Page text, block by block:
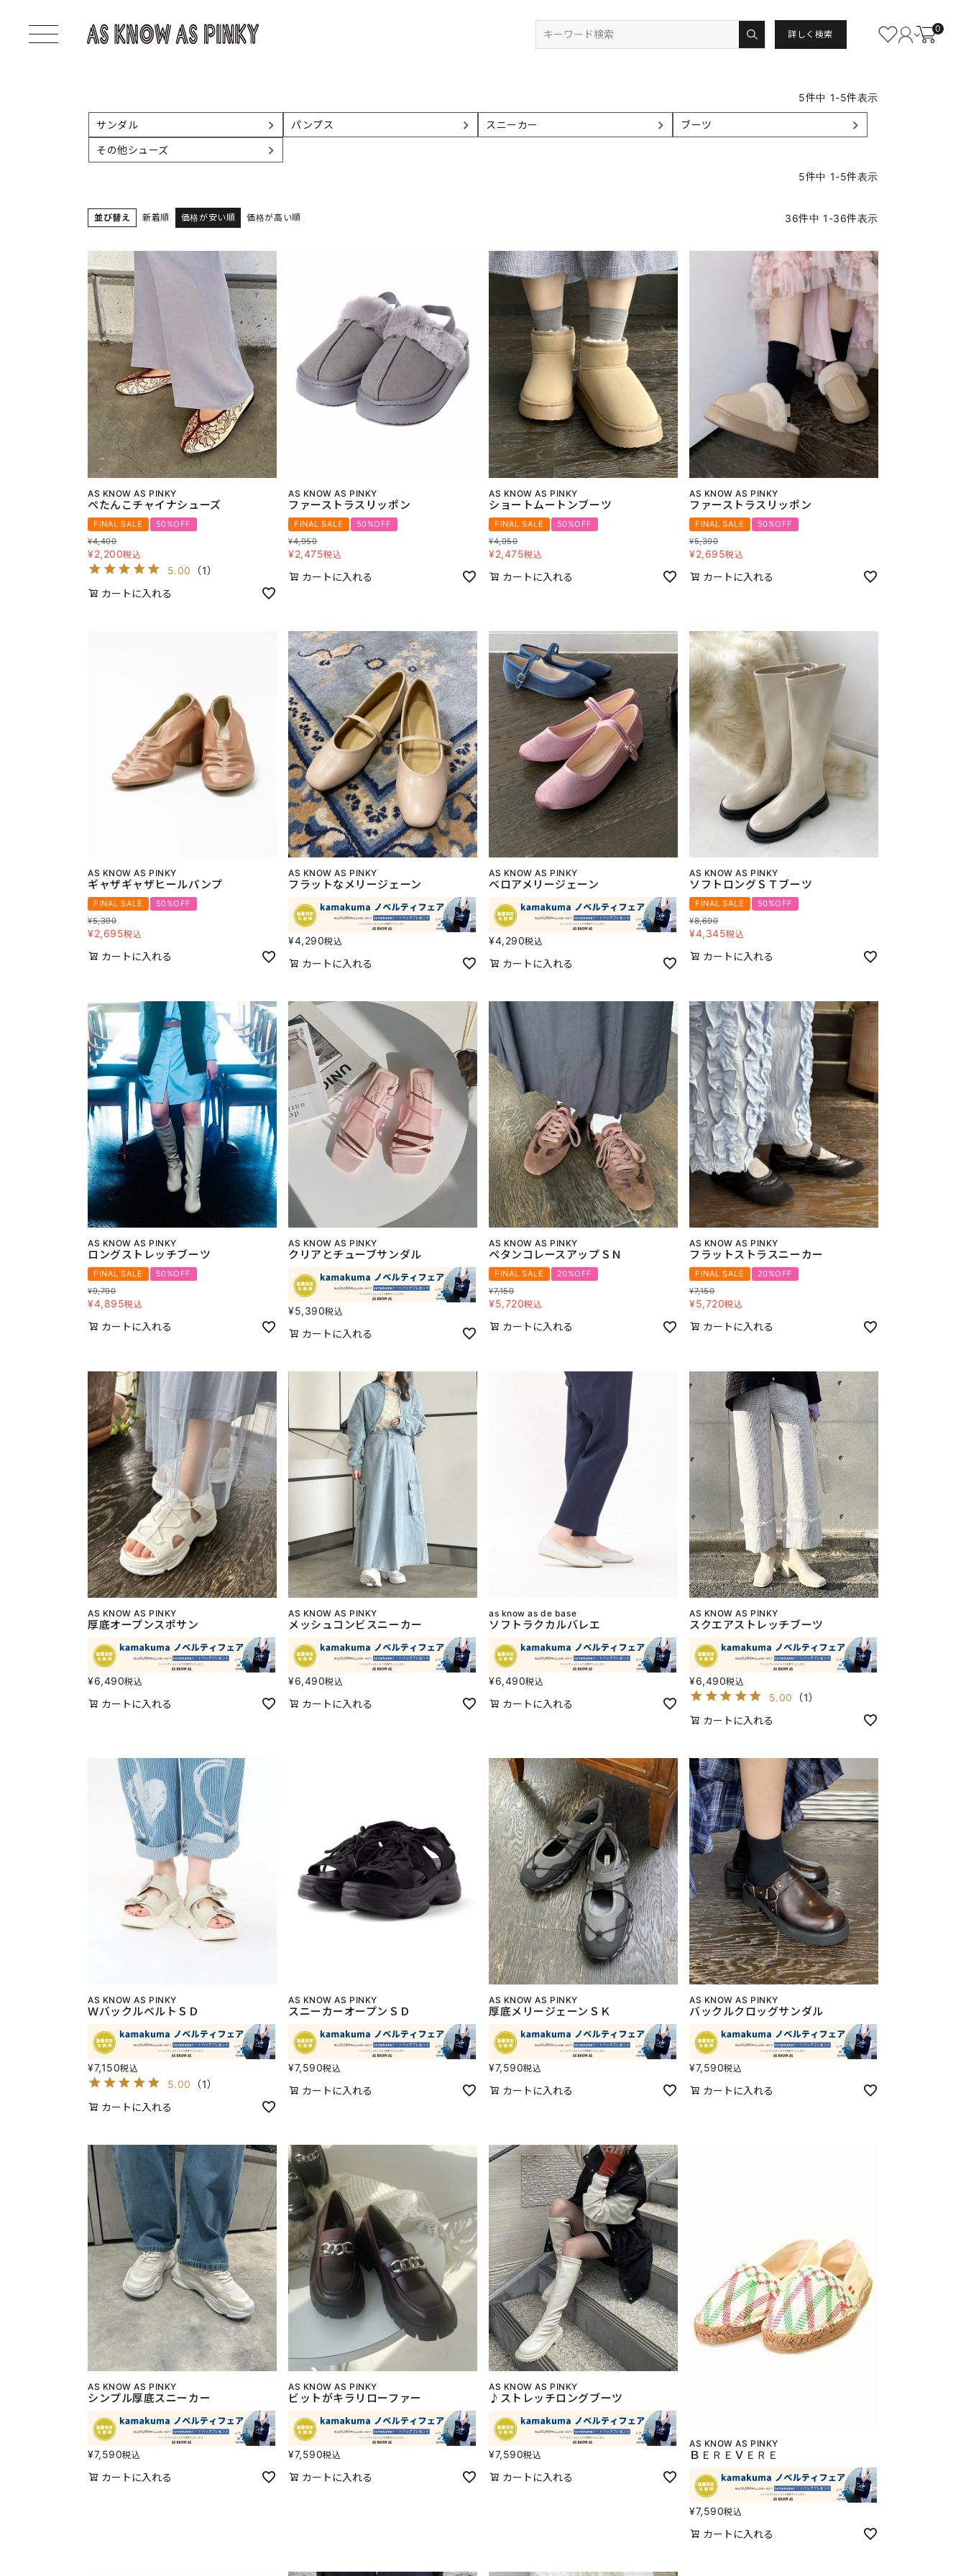
詳しく検索
0
5件中 1-5件表示
サンダル パンプス スニーカー ブーツ
その他シューズ
5件中 1-5件表示
並び替え 新着順 価格が安い順 価格が高い順 36件中 1 -36件表示
AS KNOW AS PINKY
ぺたんこチャイナシューズ
FINAL SALE
50%OFF
¥4,400
¥2,200税込
5.00 （1）
カートに入れる
AS KNOW AS PINKY
ファーストラスリッポン
FINAL SALE
50%OFF
¥4,950
¥2,475税込
カートに入れる
AS KNOW AS PINKY
ショートムートンブーツ
FINAL SALE
50%OFF
¥4,950
¥2,475税込
カートに入れる
AS KNOW AS PINKY
ファーストラスリッポン
FINAL SALE
50%OFF
¥5,390
¥2,695税込
カートに入れる
AS KNOW AS PINKY
ギャザギャザヒールパンプ
FINAL SALE
50%OFF
¥5,390
¥2,695税込
カートに入れる
AS KNOW AS PINKY
フラットなメリージェーン
¥4,290税込
カートに入れる
AS KNOW AS PINKY
ベロアメリージェーン
¥4,290税込
カートに入れる
AS KNOW AS PINKY
ソフトロングＳＴブーツ
FINAL SALE
50%OFF
¥8,690
¥4,345税込
カートに入れる
AS KNOW AS PINKY
ロングストレッチブーツ
FINAL SALE
50%OFF
¥9,790
¥4,895税込
カートに入れる
AS KNOW AS PINKY
クリアとチューブサンダル
¥5,390税込
カートに入れる
AS KNOW AS PINKY
ペタンコレースアップＳＮ
FINAL SALE
20%OFF
¥7,150
¥5,720税込
カートに入れる
AS KNOW AS PINKY
フラットストラスニーカー
FINAL SALE
20%OFF
¥7,150
¥5,720税込
カートに入れる
AS KNOW AS PINKY
厚底オープンスポサン
¥6,490税込
カートに入れる
AS KNOW AS PINKY
メッシュコンビスニーカー
¥6,490税込
カートに入れる
as know as de base
ソフトラクカルバレエ
¥6,490税込
カートに入れる
AS KNOW AS PINKY
スクエアストレッチブーツ
¥6,490税込
5.00 （1）
カートに入れる
AS KNOW AS PINKY
ＷバックルベルトＳＤ
¥7,150税込
5.00 （1）
カートに入れる
AS KNOW AS PINKY
スニーカーオープンＳＤ
¥7,590税込
カートに入れる
AS KNOW AS PINKY
厚底メリージェーンＳＫ
¥7,590税込
カートに入れる
AS KNOW AS PINKY
バックルクロッグサンダル
¥7,590税込
カートに入れる
AS KNOW AS PINKY
シンプル厚底スニーカー
¥7,590税込
カートに入れる
AS KNOW AS PINKY
ビットがキラリローファー
¥7,590税込
カートに入れる
AS KNOW AS PINKY
♪ストレッチロングブーツ
¥7,590税込
カートに入れる
AS KNOW AS PINKY
ＢＥＲＥＶＥＲＥ
¥7,590税込
カートに入れる